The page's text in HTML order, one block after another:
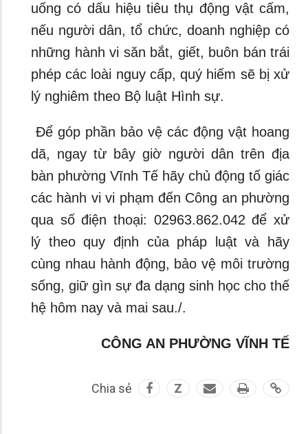
uống có dấu hiệu tiêu thụ động vật cấm,
nếu người dân, tổ chức, doanh nghiệp có
những hành vi săn bắt, giết, buôn bán trái
phép các loài nguy cấp, quý hiếm sẽ bị xử
lý nghiêm theo Bộ luật Hình sự.
Để góp phần bảo vệ các động vật hoang
dã, ngay từ bây giờ người dân trên địa
bàn phường Vĩnh Tế hãy chủ động tố giác
các hành vi vi phạm đến Công an phường
qua số điện thoại: 02963.862.042 để xử
lý theo quy định của pháp luật và hãy
cùng nhau hành động, bảo vệ môi trường
sống, giữ gìn sự đa dạng sinh học cho thế
hệ hôm nay và mai sau./.
CÔNG AN PHƯỜNG VĨNH TẾ
Chia sẻ Z